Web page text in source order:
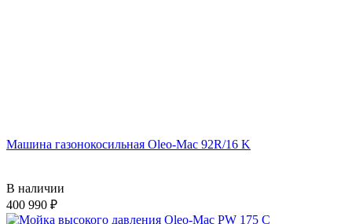
Машина газонокосильная Oleo-Mac 92R/16 K
В наличии
400 990